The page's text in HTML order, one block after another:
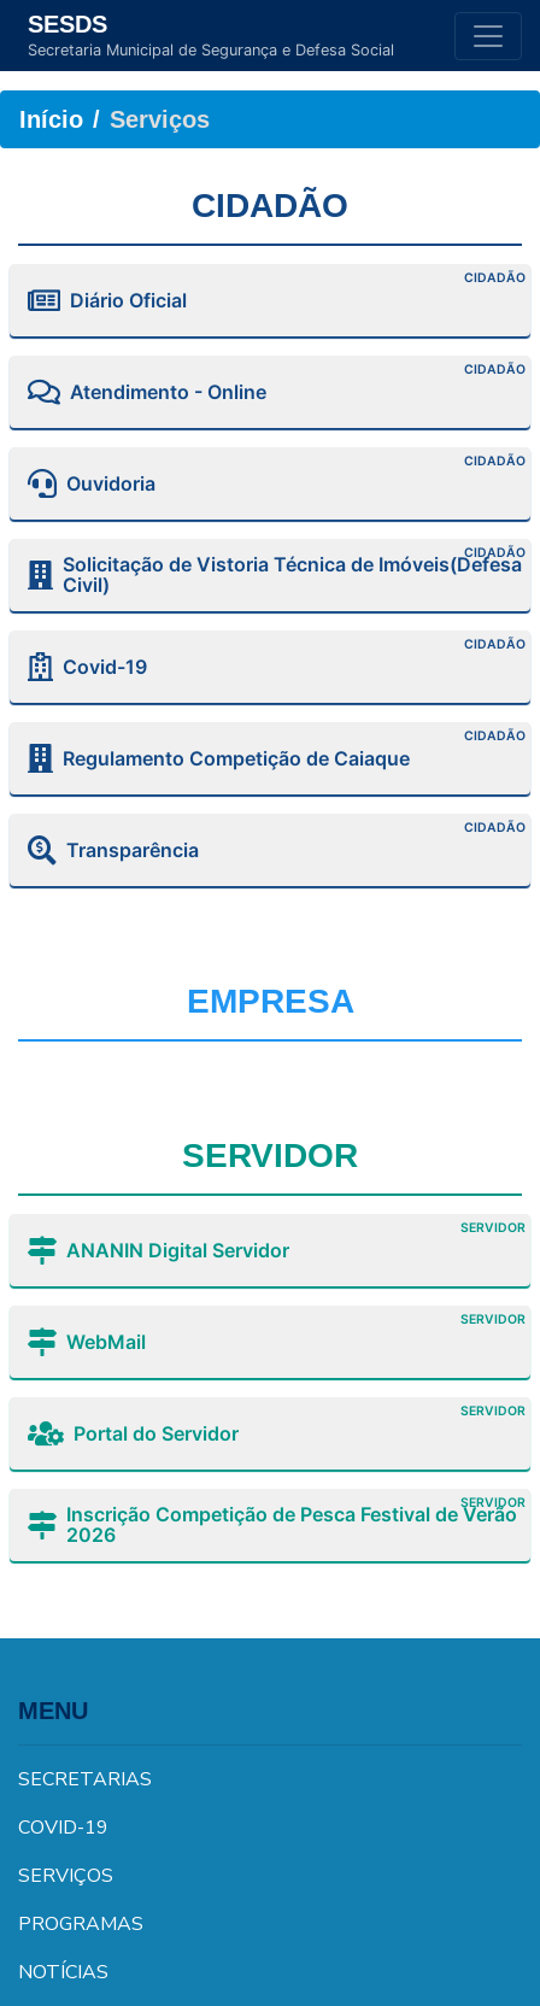
SESDS
Secretaria Municipal de Segurança e Defesa Social
Início Serviços
CIDADÃO
CIDADÃO
Diário Oficial
CIDADÃO
Atendimento - Online
CIDADÃO
Ouvidoria
CIDADÃO
Solicitação de Vistoria Técnica de Imóveis(Defesa
Civil)
CIDADÃO
Covid-19
CIDADÃO
Regulamento Competição de Caiaque
CIDADÃO
Transparência
EMPRESA
SERVIDOR
SERVIDOR
ANANIN Digital Servidor
SERVIDOR
WebMail
SERVIDOR
Portal do Servidor
SERVIDOR
Inscrição Competição de Pesca Festival de Verão
2026
MENU
SECRETARIAS
COVID-19
SERVIÇOS
PROGRAMAS
NOTÍCIAS